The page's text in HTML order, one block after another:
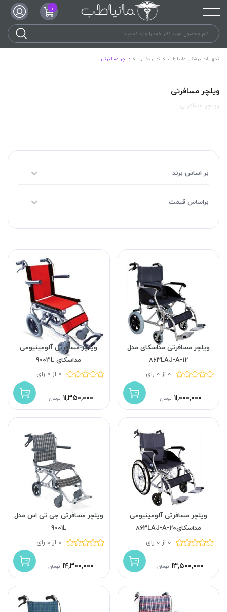
0
تجهیزات پزشکی مانیا طب توان بخشی ویلچر مسافرتی
ویلچر مسافرتی
ویلچر مسافرتی
بر اساس برند
براساس قیمت
ویلچر مسافرتی مداسکای مدل
۱۲-۸۶۳LAJ-A
0 از 0 رای
۱۱,۰۰۰,۰۰۰ تومان
ویلچر مسافرتی آلومینیومی
مداسکای 9003L
0 از 0 رای
۱۱,۳۵۰,۰۰۰ تومان
ویلچر مسافرتی آلومینیومی
مداسکای۲۰-۸۶۳LAJ-A
0 از 0 رای
۱۳,۵۰۰,۰۰۰ تومان
ویلچر مسافرتی جی تی اس مدل
9001L
0 از 0 رای
۱۴,۳۰۰,۰۰۰ تومان